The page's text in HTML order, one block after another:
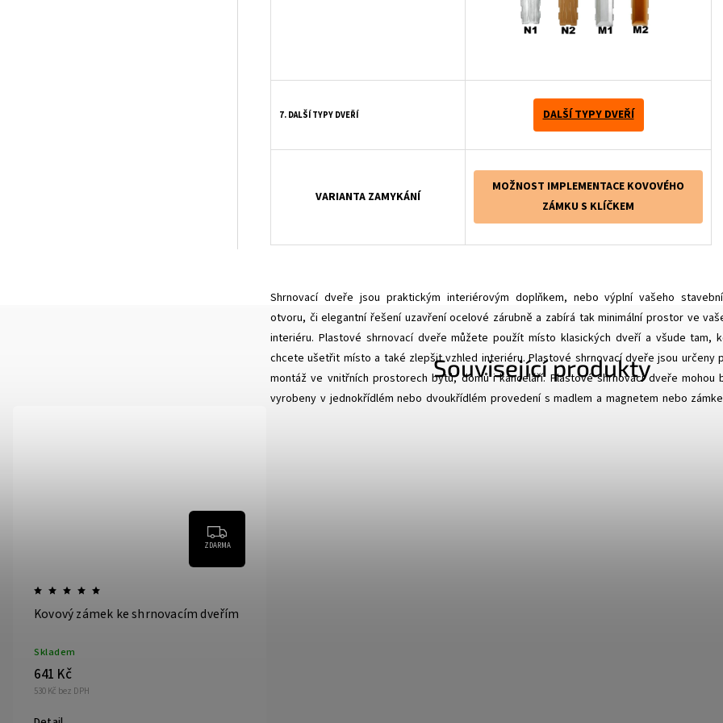
7. DALŠÍ TYPY DVEŘÍ DALŠÍ TYPY DVEŘÍ
VARIANTA ZAMYKÁNÍ
MOŽNOST IMPLEMENTACE KOVOVÉHO
ZÁMKU S KLÍČKEM
Shrnovací dveře jsou praktickým interiérovým doplňkem, nebo výplní vašeho
otvoru, či elegantní řešení uzavření ocelové zárubně a zabírá tak minimální prostor ve
interiéru. Plastové shrnovací dveře můžete použít místo klasických dveří a všude tam,
chcete ušetřit místo a také zlepšit vzhled interiéru. Plastové shrnovací dveře jsou určeny
montáž ve vnitřních prostorech bytů, domů i kanceláří. Plastové shrnovací dveře mohou
vyrobeny v jednokřídlém nebo dvoukřídlém provedení s madlem a magnetem nebo
Související produkty
ZDARMA
Kovový zámek ke shrnovacím dveřím
Skladem
530 Kč bez DPH
641 Kč